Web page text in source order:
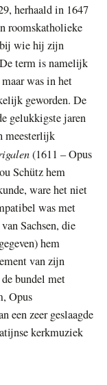
herhaald in 1647
roomskatholieke
wie hij zijn
term is namelijk
was in het
geworden. De
gelukkigste jaren
meesterlijk
(1611 – Opus
Schütz hem
ware het niet
was met
Sachsen, die
hem
van zijn
bundel met
Opus
een zeer geslaagde
kerkmuziek